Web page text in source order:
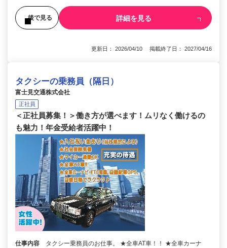
後で見る 詳細を見る
更新日： 2026/04/10 掲載終了日： 2027/04/16
タクシーの乗務員（隔日）
富士見交通株式会社
正社員
＜正社員募集！＞働き方が選べます！ムリなく働けるの
も魅力！年金受給者活躍中！
仕事内容
タクシー乗務員のお仕事。 ★全車AT車！！ ★全車カーナ